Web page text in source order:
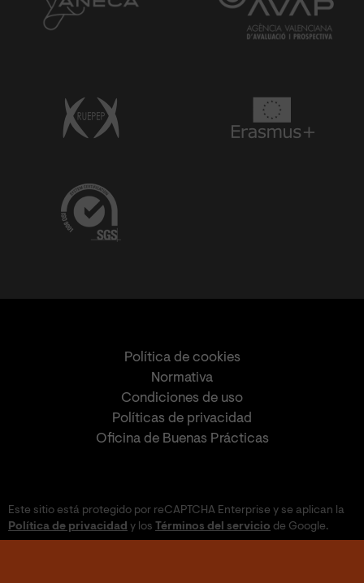
Política de cookies
Normativa
Condiciones de uso
Políticas de privacidad
Oficina de Buenas Prácticas
Este sitio está protegido por reCAPTCHA Enterprise y se aplican la
Política de privacidad y los Términos del servicio de Google.